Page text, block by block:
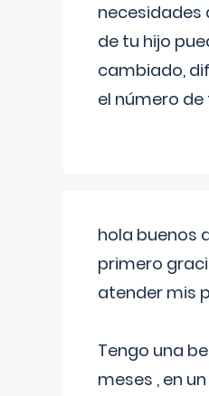
necesidades
de tu hijo
cambiado,
el número
hola buenos
primero
atender mis
Tengo una
meses , en